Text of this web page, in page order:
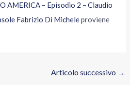
AMERICA – Episodio 2 – Claudio
Fabrizio Di Micheleproviene
Articolo successivo →